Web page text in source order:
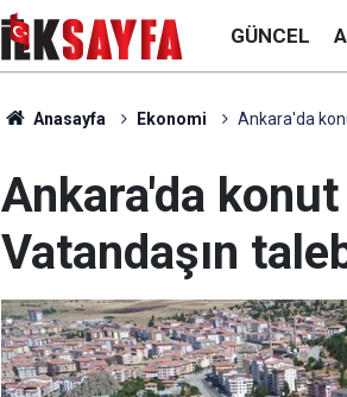
GÜNCEL
Anasayfa Ekonomi Ankara'da
Ankara'da
Vatandaşın